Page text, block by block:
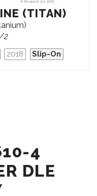
(TITAN)
2
2018 Slip-On
4
DLE